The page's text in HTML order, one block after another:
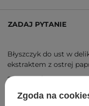
ZADAJ PYTANIE
Błyszczyk do ust w
ekstraktem z ostrej
280,00 zł/100 ml, w
ID towaru: 15560
Zgoda na